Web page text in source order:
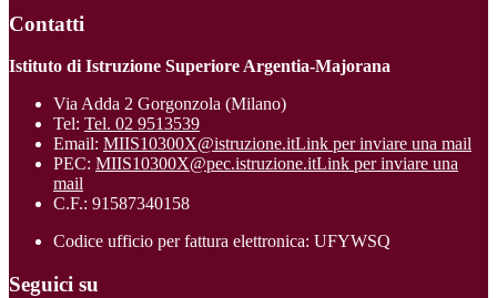
Contatti
Istituto di Istruzione Superiore Argentia-Majorana
Via Adda 2 Gorgonzola (Milano)
Tel: Tel. 02 9513539
Email: MIIS10300X@istruzione.itLink per inviare una mail
PEC: MIIS10300X@pec.istruzione.itLink per inviare una
mail
C.F.: 91587340158
Codice ufficio per fattura elettronica: UFYWSQ
Seguici su